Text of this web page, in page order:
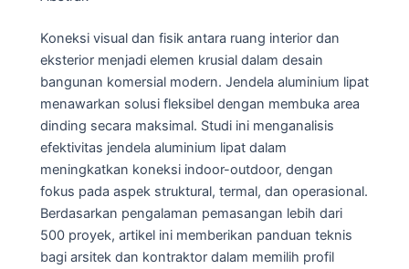
Koneksi visual dan fisik antara ruang interior dan
eksterior menjadi elemen krusial dalam desain
bangunan komersial modern. Jendela aluminium lipat
menawarkan solusi fleksibel dengan membuka area
dinding secara maksimal. Studi ini menganalisis
efektivitas jendela aluminium lipat dalam
meningkatkan koneksi indoor-outdoor, dengan
fokus pada aspek struktural, termal, dan operasional.
Berdasarkan pengalaman pemasangan lebih dari
500 proyek, artikel ini memberikan panduan teknis
bagi arsitek dan kontraktor dalam memilih profil